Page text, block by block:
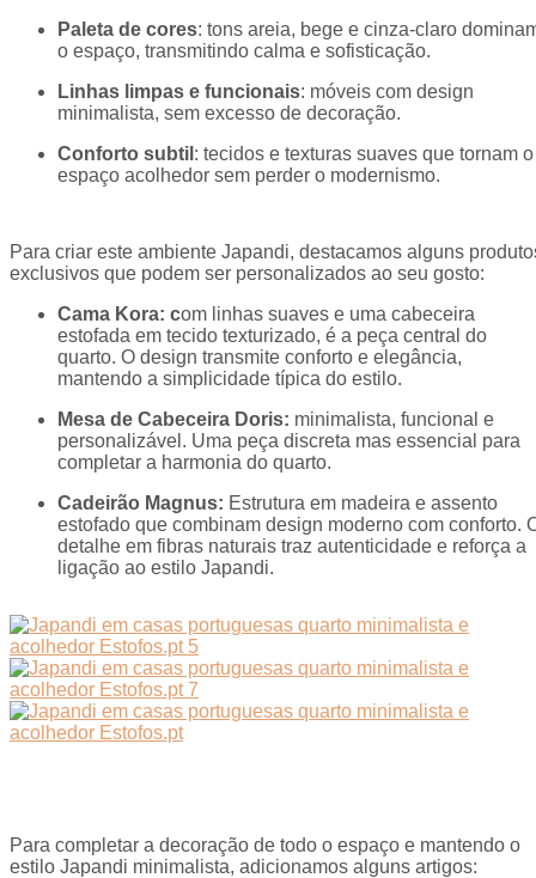
Paleta de cores: tons areia, bege e cinza-claro
o espaço, transmitindo calma e sofisticação.
Linhas limpas e funcionais: móveis com design
minimalista, sem excesso de decoração.
Conforto subtil : tecidos e texturas suaves que tornam o
espaço acolhedor sem perder o modernismo.
Para criar este ambiente Japandi, destacamos alguns
exclusivos que podem ser personalizados ao seu gosto:
Cama Kora: com linhas suaves e uma cabeceira
estofada em tecido texturizado, é a peça central do
quarto. O design transmite conforto e elegância,
mantendo a simplicidade típica do estilo.
Mesa de Cabeceira Doris: minimalista, funcional e
personalizável. Uma peça discreta mas essencial para
completar a harmonia do quarto.
Cadeirão Magnus: Estrutura em madeira e assento
estofado que combinam design moderno com conforto.
detalhe em fibras naturais traz autenticidade e reforça a
ligação ao estilo Japandi.
Para completar a decoração de todo o espaço e mantendo o
estilo Japandi minimalista, adicionamos alguns artigos: